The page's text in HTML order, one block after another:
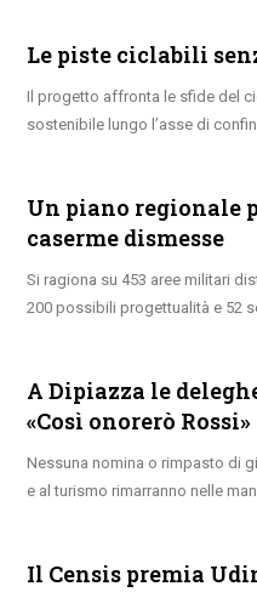
Le piste ciclabili
Il progetto affronta le sfide del
sostenibile lungo l’asse di
Un piano regionale
caserme dismesse
Si ragiona su 453 aree militari
200 possibili progettualità e 52
A Dipiazza le
«Così onorerò Rossi»
Nessuna nomina o rimpasto di
e al turismo rimarranno nelle
Il Censis premia